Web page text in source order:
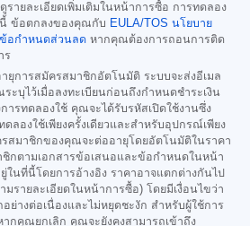
รายละเอียดเพิ่มเติมในหน้าการซื้อ การทดลอง
นี้ ข้อตกลงของคุณกับ EULA/TOS นโยบาย
ข้อกำหนดส่วนลด หากคุณต้องการถอนการติด
ร
ยุการสมัครสมาชิกอัตโนมัติ ระบบจะส่งอีเมล
ะบุไว้เมื่อลงทะเบียนก่อนถึงกำหนดชำระเงิน
ารทดลองใช้ คุณจะได้รับรหัสเปิดใช้งานซึ่ง
ลองใช้เพียงครั้งเดียวและสำหรับอุปกรณ์เพียง
รสมาชิกของคุณจะต่ออายุโดยอัตโนมัติในราคา
ชิกตามเอกสารข้อเสนอและข้อกำหนดในหน้า
ในที่นี้โดยการอ้างอิง ราคาอาจแตกต่างกันไป
รายละเอียดในหน้าการซื้อ) โดยมีเงื่อนไขว่า
ย่างต่อเนื่องและไม่หยุดชะงัก สำหรับผู้ใช้การ
กคุณยกเลิก คุณจะยังคงสามารถเข้าถึง